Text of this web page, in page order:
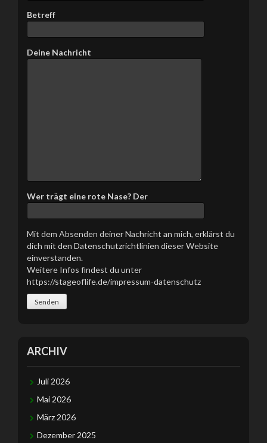
Bitte lasse dieses Feld leer.
Betreff
Deine Nachricht
Wer trägt eine rote Nase? Der
Mit dem Absenden deiner Nachricht an mich, erklärst du
dich mit den Datenschutzrichtlinien dieser Website
einverstanden.
Weitere Infos findest du unter
https://stageoflife.de/impressum-datenschutz
ARCHIV
Juli 2026
Mai 2026
März 2026
Dezember 2025